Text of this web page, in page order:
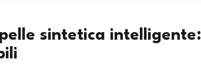
sintetica intelligente: